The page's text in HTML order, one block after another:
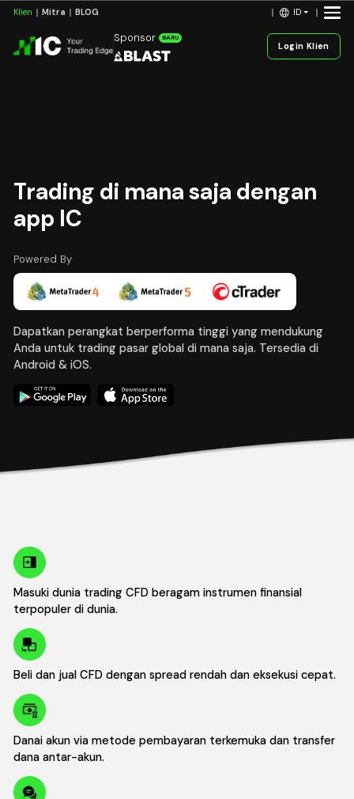
Klien Mitra BLOG ID
Sponsor BARU
Login Klien
Trading di mana saja dengan
app IC
Powered By
Dapatkan perangkat berperforma tinggi yang mendukung
Anda untuk trading pasar global di mana saja. Tersedia di
Android & iOS.
Masuki dunia trading CFD beragam instrumen finansial
terpopuler di dunia.
Beli dan jual CFD dengan spread rendah dan eksekusi cepat.
Danai akun via metode pembayaran terkemuka dan transfer
dana antar-akun.